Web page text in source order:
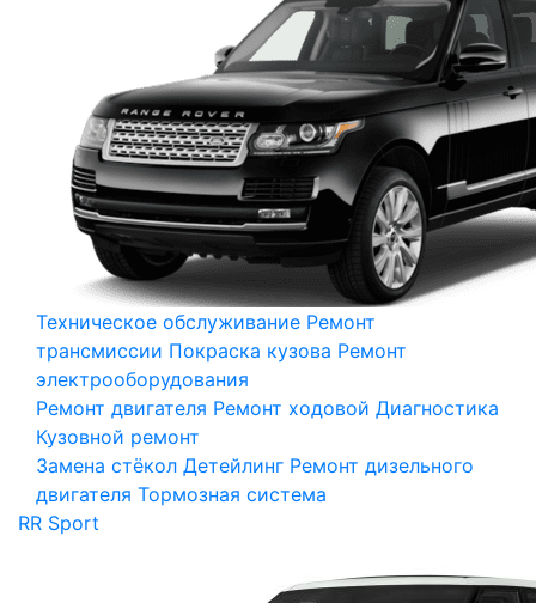
Техническое обслуживание Ремонт
трансмиссии Покраска кузова Ремонт
электрооборудования
Ремонт двигателя Ремонт ходовой Диагностика
Кузовной ремонт
Замена стёкол Детейлинг Ремонт дизельного
двигателя Тормозная система
RR Sport